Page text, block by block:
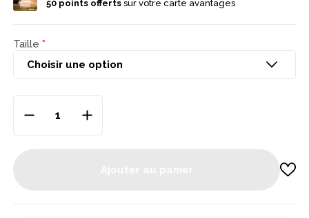
50points offertssur votre carte avantages
Taille